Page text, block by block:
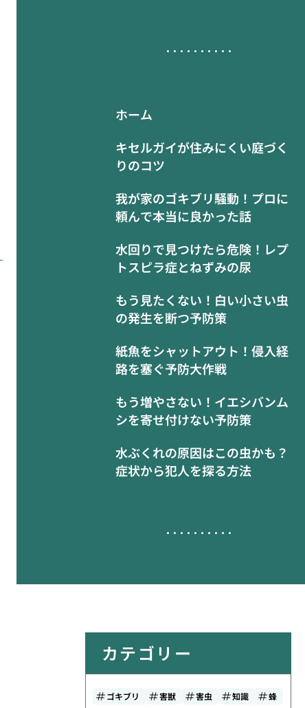
ホーム
キセルガイが住みにくい庭づく
りのコツ
我が家のゴキブリ騒動！プロに
頼んで本当に良かった話
水回りで見つけたら危険！レプ
トスピラ症とねずみの尿
もう見たくない！白い小さい虫
の発生を断つ予防策
紙魚をシャットアウト！侵入経
路を塞ぐ予防大作戦
もう増やさない！イエシバンム
シを寄せ付けない予防策
水ぶくれの原因はこの虫かも？
症状から犯人を探る方法
カテゴリー
ゴキブリ 害獣 害虫 知識 蜂